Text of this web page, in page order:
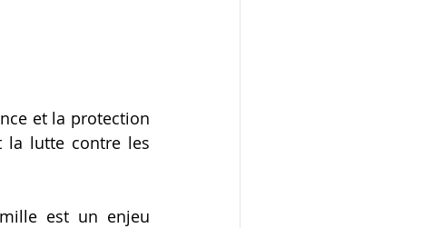
et la protection
la lutte contre les
est un enjeu